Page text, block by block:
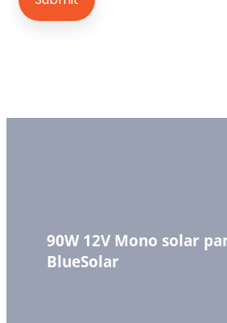
90W 12V Mono solar
BlueSolar